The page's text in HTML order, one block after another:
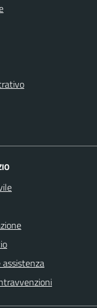
assistenza